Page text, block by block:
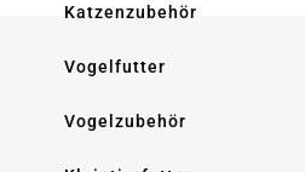
Katzenzubehör
Vogelfutter
Vogelzubehör